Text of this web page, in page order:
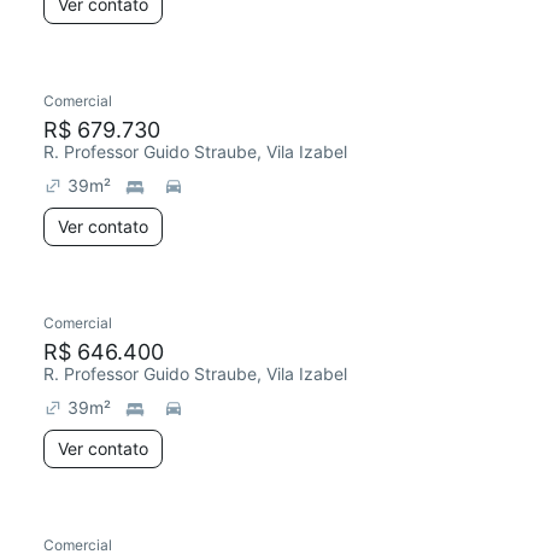
Ver contato
Comercial
R$ 679.730
R. Professor Guido Straube, Vila Izabel
39m²
Ver contato
Comercial
R$ 646.400
R. Professor Guido Straube, Vila Izabel
39m²
Ver contato
Comercial